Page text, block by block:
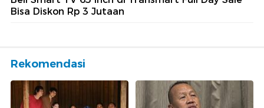
Bisa Diskon Rp 3 Jutaan
Rekomendasi